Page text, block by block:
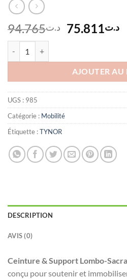
د.ت94.765
Le
était :
د.ت94.765.
د.ت75.811
Le
AJOUTER AU
UGS : 985
Catégorie : Mobilité
Étiquette :TYNOR
DESCRIPTION
AVIS (0)
Ceinture & Support Lombo-
conçu pour soutenir et